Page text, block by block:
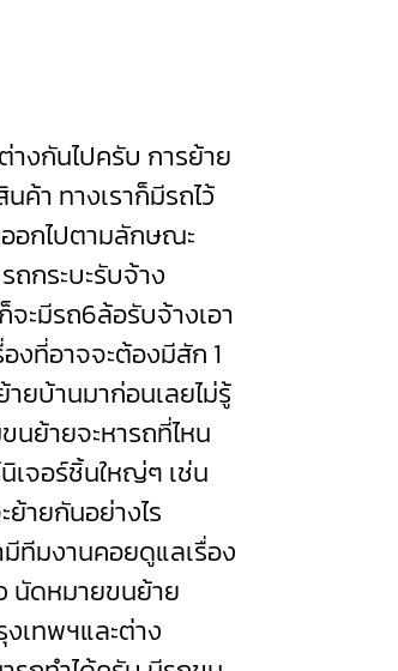
งกันไปครับ การย้าย
ค้า ทางเราก็มีรถไว้
อกไปตามลักษณะ
ถกระบะรับจ้าง
ะมีรถ6ล้อรับจ้างเอา
งที่อาจจะต้องมีสัก 1
ยบ้านมาก่อนเลยไม่รู้
นย้ายจะหารถที่ไหน
เจอร์ชิ้นใหญ่ๆ เช่น
ายกันอย่างไร
ทีมงานคอยดูแลเรื่อง
นัดหมายขนย้าย
เทพฯและต่าง